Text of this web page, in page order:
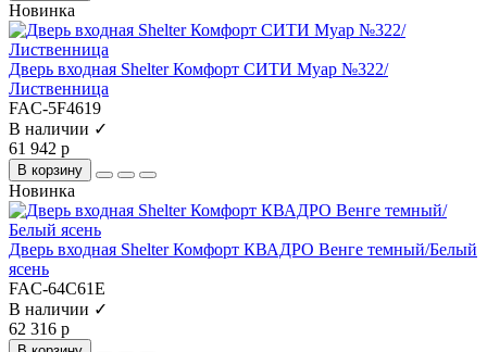
Новинка
Дверь входная Shelter Комфорт CИТИ Муар №322/
Лиственница
FAC-5F4619
В наличии ✓
61 942 р
В корзину
Новинка
Дверь входная Shelter Комфорт КВАДРО Венге темный/Белый
ясень
FAC-64C61E
В наличии ✓
62 316 р